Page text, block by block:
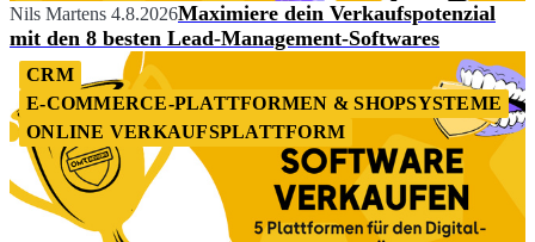
Nils Martens 4.8.2026Maximiere dein Verkaufspotenzial
mit den 8 besten Lead-Management-Softwares
CRM
E-COMMERCE-PLATTFORMEN & SHOPSYSTEME
ONLINE VERKAUFSPLATTFORM